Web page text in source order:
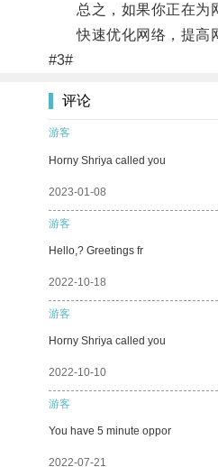
总之，如果你正在为网
快速优化网络，提高网
#3#
评论
游客
Horny Shriya called you
2023-01-08
游客
Hello,? Greetings fr
2022-10-18
游客
Horny Shriya called you
2022-10-10
游客
You have 5 minute oppor
2022-07-21